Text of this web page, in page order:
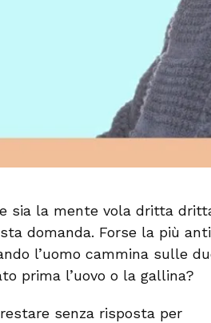
sia la mente vola dritta
domanda. Forse la più
l’uomo cammina sulle
prima l’uovo o la gallina?
senza risposta per